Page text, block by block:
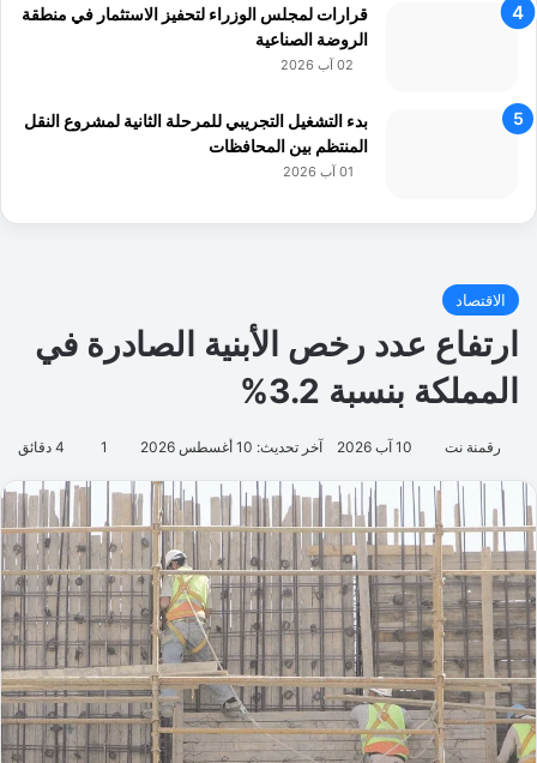
قرارات لمجلس الوزراء لتحفيز الاستثمار في منطقة
الروضة الصناعية
02 آب 2026
بدء التشغيل التجريبي للمرحلة الثانية لمشروع النقل
المنتظم بين المحافظات
01 آب 2026